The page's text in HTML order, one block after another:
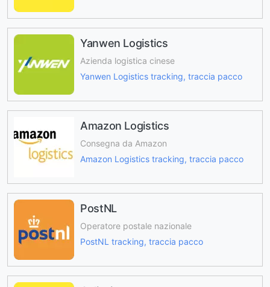
Yanwen Logistics
Azienda logistica cinese
Yanwen Logistics tracking, traccia pacco
Amazon Logistics
Consegna da Amazon
Amazon Logistics tracking, traccia pacco
PostNL
Operatore postale nazionale
PostNL tracking, traccia pacco